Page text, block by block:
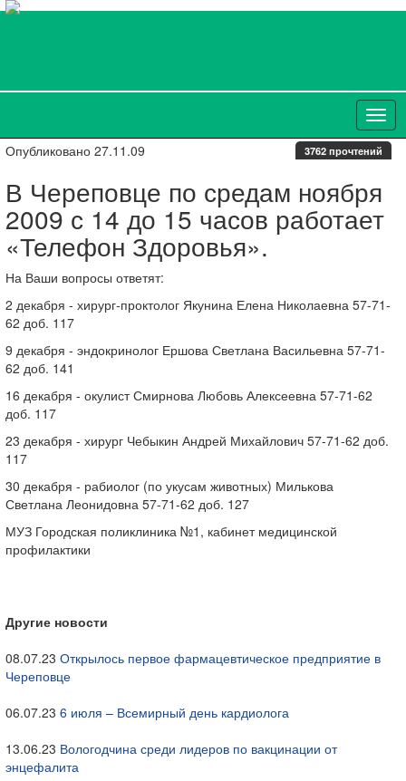
Опубликовано 27.11.09 3762 прочтений
В Череповце по средам ноября
2009 с 14 до 15 часов работает
«Телефон Здоровья».
На Ваши вопросы ответят:
2 декабря - хирург-проктолог Якунина Елена Николаевна 57-71-
62 доб. 117
9 декабря - эндокринолог Ершова Светлана Васильевна 57-71-
62 доб. 141
16 декабря - окулист Смирнова Любовь Алексеевна 57-71-62
доб. 117
23 декабря - хирург Чебыкин Андрей Михайлович 57-71-62 доб.
117
30 декабря - рабиолог (по укусам животных) Милькова
Светлана Леонидовна 57-71-62 доб. 127
МУЗ Городская поликлиника №1, кабинет медицинской
профилактики
Другие новости
08.07.23 Открылось первое фармацевтическое предприятие в
Череповце
06.07.23 6 июля – Всемирный день кардиолога
13.06.23 Вологодчина среди лидеров по вакцинации от
энцефалита